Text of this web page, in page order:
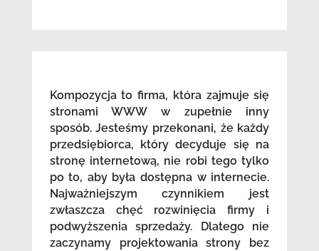
Kompozycja to firma, która zajmuje się
stronami WWW w zupełnie inny
sposób. Jesteśmy przekonani, że każdy
przedsiębiorca, który decyduje się na
stronę internetową, nie robi tego tylko
po to, aby była dostępna w internecie.
Najważniejszym czynnikiem jest
zwłaszcza chęć rozwinięcia firmy i
podwyższenia sprzedaży. Dlatego nie
zaczynamy projektowania strony bez